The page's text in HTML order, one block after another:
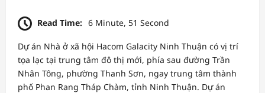
Read Time: 6 Minute, 51 Second
Dự án Nhà ở xã hội Hacom Galacity Ninh Thuận có vị trí
tọa lạc tại trung tâm đô thị mới, phía sau đường Trần
Nhân Tông, phường Thanh Sơn, ngay trung tâm thành
phố Phan Rang Tháp Chàm, tỉnh Ninh Thuận. Dự án